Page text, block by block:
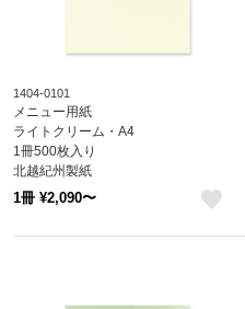
1404-0101
メニュー用紙
ライトクリーム・A4
1冊500枚入り
北越紀州製紙
Newファインカラー
1冊 ¥2,090〜